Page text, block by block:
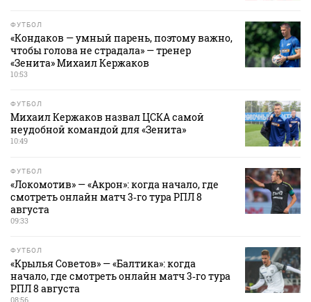
ФУТБОЛ
«Кондаков — умный парень, поэтому важно,
чтобы голова не страдала» — тренер
«Зенита» Михаил Кержаков
10:53
ФУТБОЛ
Михаил Кержаков назвал ЦСКА самой
неудобной командой для «Зенита»
10:49
ФУТБОЛ
«Локомотив» — «Акрон»: когда начало, где
смотреть онлайн матч 3‑го тура РПЛ 8
августа
09:33
ФУТБОЛ
«Крылья Советов» — «Балтика»: когда
начало, где смотреть онлайн матч 3‑го тура
РПЛ 8 августа
08:56